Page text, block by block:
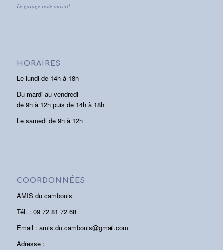
Le garage reste ouvert!
HORAIRES
Le lundi de 14h à 18h
Du mardi au vendredi
de 9h à 12h puis de 14h à 18h
Le samedi de 9h à 12h
COORDONNÉES
AMIS du cambouis
Tél. : 09 72 81 72 68
Email : amis.du.cambouis@gmail.com
Adresse :